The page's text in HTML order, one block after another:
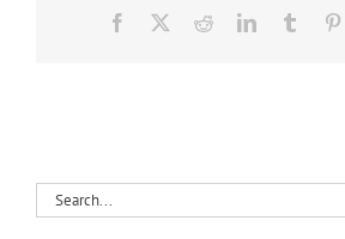
Facebook RedditLinkedInTumblr
Search
for: